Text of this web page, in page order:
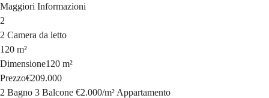
Maggiori Informazioni
2
2 Camera da letto
120 m²
Dimensione120 m²
Prezzo€209.000
2 Bagno 3 Balcone €2.000/m² Appartamento